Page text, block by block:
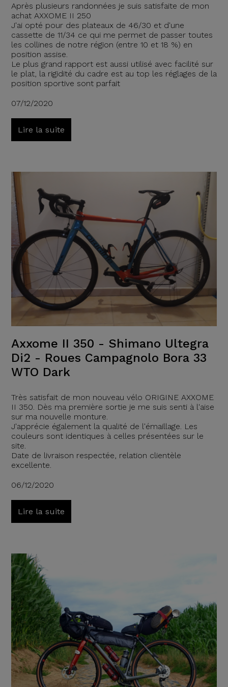
Après plusieurs randonnées je suis satisfaite de mon
achat AXXOME II 250
J'ai opté pour des plateaux de 46/30 et d'une
cassette de 11/34 ce qui me permet de passer toutes
les collines de notre région (entre 10 et 18 %) en
position assise.
Le plus grand rapport est aussi utilisé avec facilité sur
le plat, la rigidité du cadre est au top les réglages de la
position sportive sont parfait
07/12/2020
Lire la suite
Axxome II 350 - Shimano Ultegra
Di2 - Roues Campagnolo Bora 33
WTO Dark
Très satisfait de mon nouveau vélo ORIGINE AXXOME
II 350. Dès ma première sortie je me suis senti à l'aise
sur ma nouvelle monture.
J'apprécie également la qualité de l'émaillage. Les
couleurs sont identiques à celles présentées sur le
site.
Date de livraison respectée, relation clientèle
excellente.
06/12/2020
Lire la suite